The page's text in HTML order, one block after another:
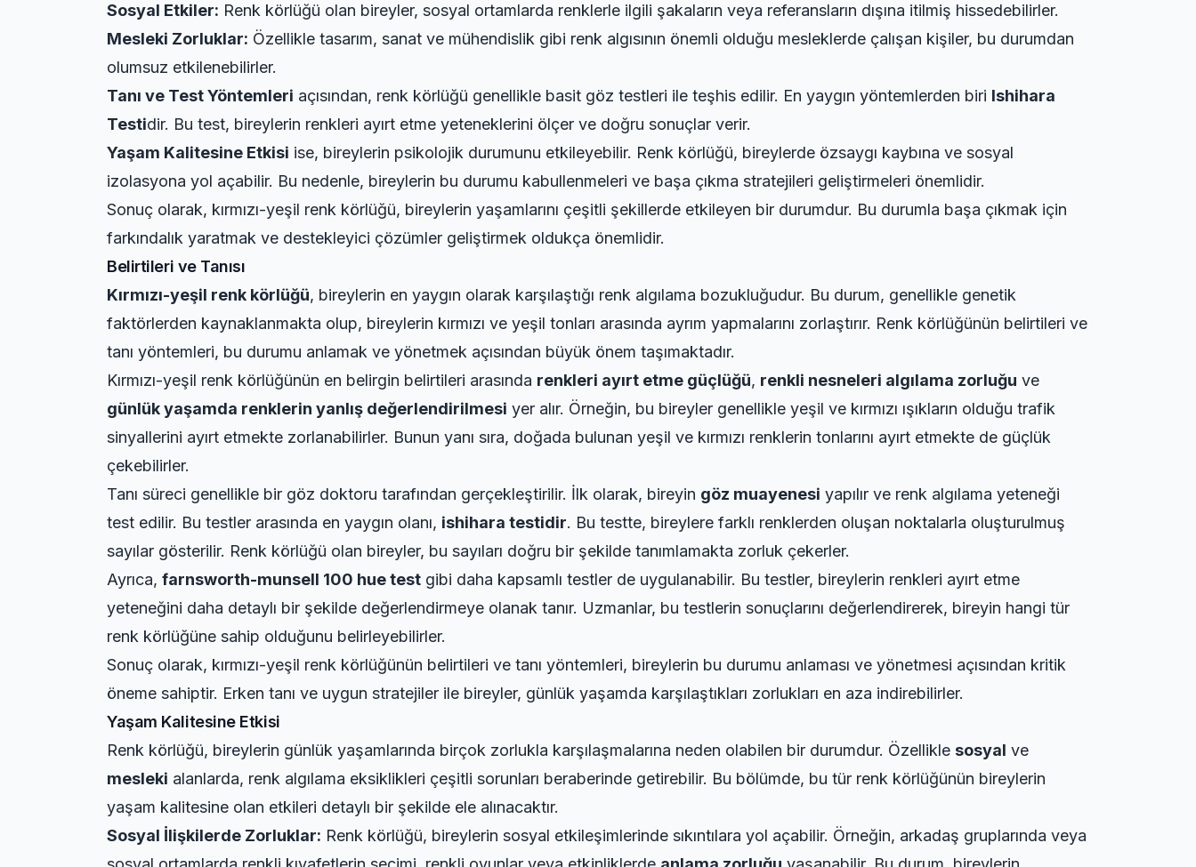
Sosyal Etkiler: Renk körlüğü olan bireyler, sosyal ortamlarda renklerle ilgili şakaların veya referansların dışına itilmiş hissedebilirler.
Mesleki Zorluklar: Özellikle tasarım, sanat ve mühendislik gibi renk algısının önemli olduğu mesleklerde çalışan kişiler, bu durumdan
olumsuz etkilenebilirler.
Tanı ve Test Yöntemleri açısından, renk körlüğü genellikle basit göz testleri ile teşhis edilir. En yaygın yöntemlerden biri Ishihara
Testidir. Bu test, bireylerin renkleri ayırt etme yeteneklerini ölçer ve doğru sonuçlar verir.
Yaşam Kalitesine Etkisi ise, bireylerin psikolojik durumunu etkileyebilir. Renk körlüğü, bireylerde özsaygı kaybına ve sosyal
izolasyona yol açabilir. Bu nedenle, bireylerin bu durumu kabullenmeleri ve başa çıkma stratejileri geliştirmeleri önemlidir.
Sonuç olarak, kırmızı-yeşil renk körlüğü, bireylerin yaşamlarını çeşitli şekillerde etkileyen bir durumdur. Bu durumla başa çıkmak için
farkındalık yaratmak ve destekleyici çözümler geliştirmek oldukça önemlidir.
Belirtileri ve Tanısı
Kırmızı-yeşil renk körlüğü, bireylerin en yaygın olarak karşılaştığı renk algılama bozukluğudur. Bu durum, genellikle genetik
faktörlerden kaynaklanmakta olup, bireylerin kırmızı ve yeşil tonları arasında ayrım yapmalarını zorlaştırır. Renk körlüğünün belirtileri ve
tanı yöntemleri, bu durumu anlamak ve yönetmek açısından büyük önem taşımaktadır.
Kırmızı-yeşil renk körlüğünün en belirgin belirtileri arasında renkleri ayırt etme güçlüğü, renkli nesneleri algılama zorluğu ve
günlük yaşamda renklerin yanlış değerlendirilmesi yer alır. Örneğin, bu bireyler genellikle yeşil ve kırmızı ışıkların olduğu trafik
sinyallerini ayırt etmekte zorlanabilirler. Bunun yanı sıra, doğada bulunan yeşil ve kırmızı renklerin tonlarını ayırt etmekte de güçlük
çekebilirler.
Tanı süreci genellikle bir göz doktoru tarafından gerçekleştirilir. İlk olarak, bireyin göz muayenesi yapılır ve renk algılama yeteneği
test edilir. Bu testler arasında en yaygın olanı, ishihara testidir. Bu testte, bireylere farklı renklerden oluşan noktalarla oluşturulmuş
sayılar gösterilir. Renk körlüğü olan bireyler, bu sayıları doğru bir şekilde tanımlamakta zorluk çekerler.
Ayrıca, farnsworth-munsell 100 hue test gibi daha kapsamlı testler de uygulanabilir. Bu testler, bireylerin renkleri ayırt etme
yeteneğini daha detaylı bir şekilde değerlendirmeye olanak tanır. Uzmanlar, bu testlerin sonuçlarını değerlendirerek, bireyin hangi tür
renk körlüğüne sahip olduğunu belirleyebilirler.
Sonuç olarak, kırmızı-yeşil renk körlüğünün belirtileri ve tanı yöntemleri, bireylerin bu durumu anlaması ve yönetmesi açısından kritik
öneme sahiptir. Erken tanı ve uygun stratejiler ile bireyler, günlük yaşamda karşılaştıkları zorlukları en aza indirebilirler.
Yaşam Kalitesine Etkisi
Renk körlüğü, bireylerin günlük yaşamlarında birçok zorlukla karşılaşmalarına neden olabilen bir durumdur. Özellikle sosyal ve
mesleki alanlarda, renk algılama eksiklikleri çeşitli sorunları beraberinde getirebilir. Bu bölümde, bu tür renk körlüğünün bireylerin
yaşam kalitesine olan etkileri detaylı bir şekilde ele alınacaktır.
Sosyal İlişkilerde Zorluklar: Renk körlüğü, bireylerin sosyal etkileşimlerinde sıkıntılara yol açabilir. Örneğin, arkadaş gruplarında veya